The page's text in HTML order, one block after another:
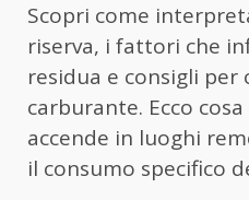
Scopri come
riserva, i fattori che
residua e consigli per
carburante. Ecco
accende in luoghi
il consumo specifico